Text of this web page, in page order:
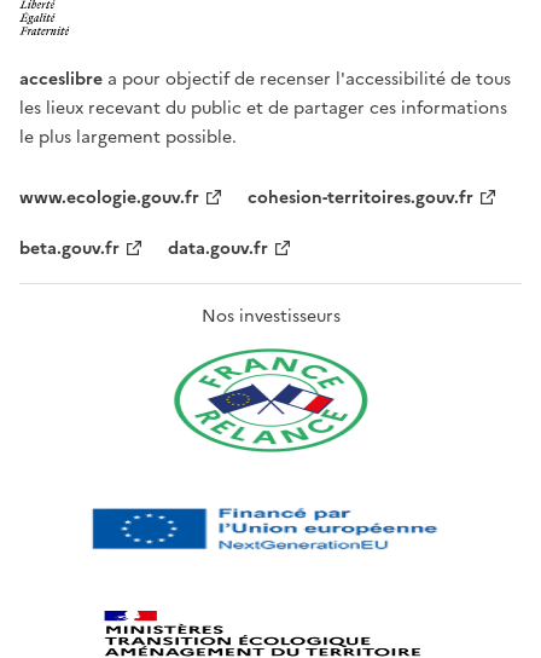
acceslibre a pour objectif de recenser l'accessibilité de tous
les lieux recevant du public et de partager ces informations
le plus largement possible.
www.ecologie.gouv.fr
cohesion-territoires.gouv.fr
beta.gouv.fr
data.gouv.fr
Nos investisseurs